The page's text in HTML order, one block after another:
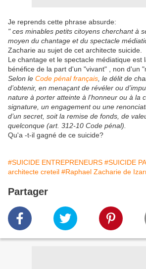
Je reprends cette phrase absurde:
" ces minables petits citoyens cherchant à
moyen du chantage et du spectacle
Zacharie au sujet de cet architecte suicide.
Le chantage et le spectacle médiatique est
bénéfice de la part d'un "vivant" , non d'un
Selon le Code pénal français , le délit de
d’obtenir, en menaçant de révéler ou
nature à porter atteinte à l’honneur ou à la
signature, un engagement ou une
d’un secret, soit la remise de fonds, de
quelconque (art. 312-10 Code pénal).
Qu'a -t-il gagné de ce suicide?
#SUICIDE ENTREPRENEURS #SUICIDE
architecte creteil #Raphael Zacharie de
Partager